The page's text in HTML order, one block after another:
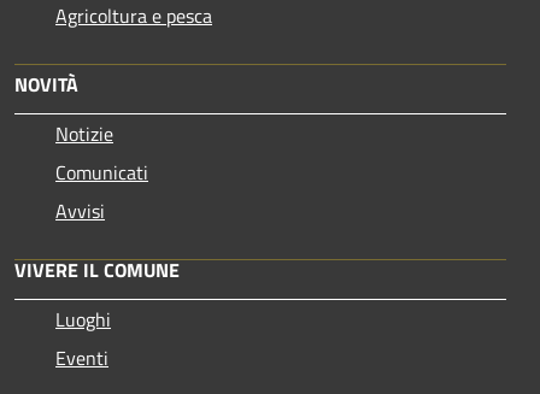
Agricoltura e pesca
NOVITÀ
Notizie
Comunicati
Avvisi
VIVERE IL COMUNE
Luoghi
Eventi